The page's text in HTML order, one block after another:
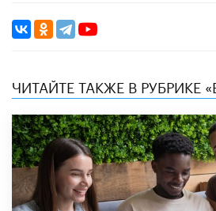
ЧИТАЙТЕ ТАКЖЕ В РУБРИКЕ